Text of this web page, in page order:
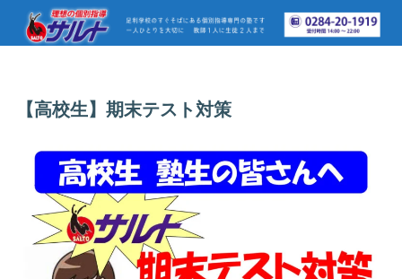
【高校生】期末テスト対策